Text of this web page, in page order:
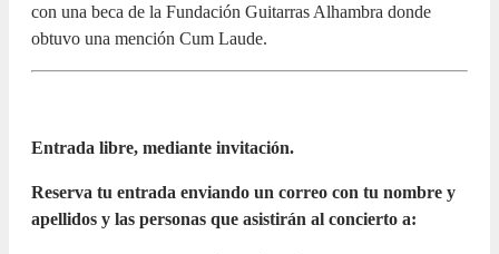
con una beca de la Fundación Guitarras Alhambra donde
obtuvo una mención Cum Laude.
Entrada libre, mediante invitación.
Reserva tu entrada enviando un correo con tu nombre y
apellidos y las personas que asistirán al concierto a: